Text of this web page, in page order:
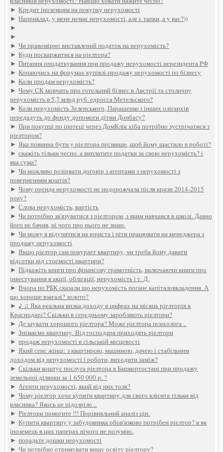
►Кредит іноземцям на покупку нерухомості
►Наприклад, у мене немає нерухомості, але є тапки, а у вас?))
►
►
►Чи правомірно виставлений податок на нерухомість?
►Куди поскаржитися на ріелтора?
►Питання оподаткування при продажу нерухомості нерезидента РФ
►Копаючись на форумах купівлі-продажу нерухомості по бізнесу
►Коли продам нерухомість?
►Чому СК мовчить про готельний бізнес в Австрії та столичну
нерухомість в 5,7 млрд руб. едросса Метельского?
►Коли нерухомість Зеленського, Парашенко і інших олігархів
передадуть до фонду допомоги дітям Донбасу?
►При покупці по іпотеці через ДомКлік хіба потрібно зустрічатися з
ріелтором?
►Яка повинна бути у ріелтора прізвище, щоб йому щастило в роботі?
►скажіть тільки чесно. а виплатите податки за свою нерухомість? і
яка сума?
►Чи можливо розірвати договір з агентами з нерухомості з
поверненням коштів?
►Чому оренда нерухомості не подорожчала після кризи 2014-2015
року?
►Слова нерухомість, вартість
►Чи потрібно зв'язуватися з ріелтором, з яким навчався в школі. Давно
його не бачив, ні чого про нього не знаю.
►Чи можу я відучитися на юриста і піти працювати на менеджера з
продажу нерухомості
►Якщо ріелтор сам покурает квартиру, чи треба йому давати
відсотки від стоемості квартири?
►Підкажіть книги про фінансову грамотність, включаючи книги про
інвестування в акції, облігації, нерухомість і т. Д.
►Вчора по РБК сказали що нерухомість погане капіталовкладення. А
що хороше взагалі? золото?
► ♪ ♫ Яка реальна вилка доходу в цифрах на місяць ріелторів в
Краснодарі? Скільки в середньому заробляють ріелтори?
►Де шукати хорошого ріелтора? Може ріелтора психолога ..
►Знімаємо квартиру. Від господаря приходять ріелтори
►продаж нерухомості в сільській місцевості
►Який сенс жінці: з квартирою, машиною, дачею і стабільним
доходом від нерухомості і роботи, виходити заміж?
►Скільки коштує послуга ріелтора в Башкортостані при продажу
земельної ділянки за 1 650 000 р. ?
►Агенти нерухомості, який від них толк?
►Чому ріелтор хоче купити квартиру для свого клієнта тільки від
власника? Якось це підозріло ..
►Ріелтори помогите !!! Порівняльний аналіз цін.
►Купити квартиру у забудовника обов'язково потрібен ріелтор? я як
іноземець в цих паперах нічого не розумію.
►порадьте дошки нерухомості
►Чи потрібно отримувати вищу освіту ріелтору?